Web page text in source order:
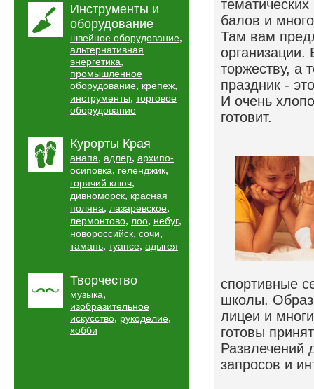
Инструменты и
оборудование
швейное оборудование,
альтернативная
энергетика,
промышленное
оборудование, крепеж,
инструменты, торговое
оборудование
Курорты Края
анапа, адлер, архипо-
осиповка, геленджик,
горячий ключ,
дивноморск, красная
поляна, лазаревское,
лермонтово, лоо, небуг,
новороссийск, сочи,
тамань, туапсе, адыгея
Творчество
музыка,
изобразительное
искусство, рукоделие,
хобби
балов и
Там вам
организации.
торжеству, а
праздник -
И очень
готовит.
спортивные
школы.
лицеи и
готовы
Развлечений
запросов и